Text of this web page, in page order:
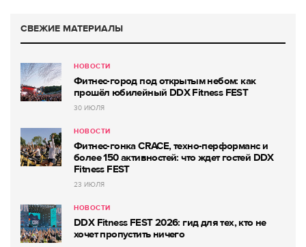
СВЕЖИЕ МАТЕРИАЛЫ
НОВОСТИ
Фитнес-город под открытым небом: как
прошёл юбилейный DDX Fitness FEST
30 ИЮЛЯ
НОВОСТИ
Фитнес-гонка CRACE, техно-перформанс и
более 150 активностей: что ждет гостей DDX
Fitness FEST
23 ИЮЛЯ
НОВОСТИ
DDX Fitness FEST 2026: гид для тех, кто не
хочет пропустить ничего